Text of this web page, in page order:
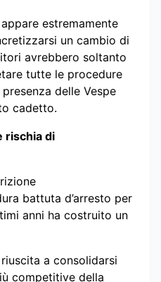
estremamente
un cambio di
avrebbero soltanto
tutte le procedure
delle Vespe
cadetto.
rischia di
battuta d’arresto per
anni ha costruito un
a consolidarsi
competitive della